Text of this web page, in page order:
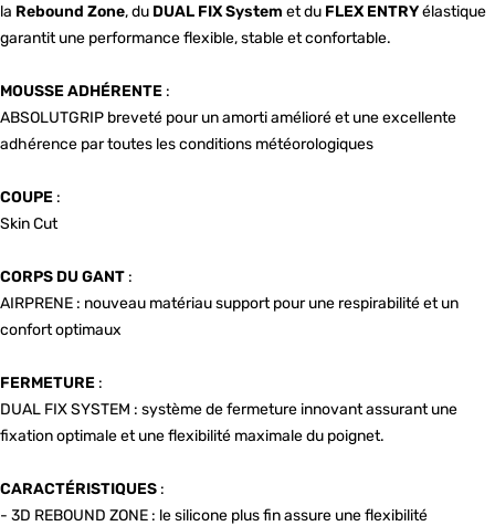
la Rebound Zone, du DUAL FIX System et du FLEX ENTRYélastique
garantit une performance flexible, stable et confortable.
MOUSSE ADHÉRENTE :
ABSOLUTGRIP breveté pour un amorti amélioré et une excellente
adhérence par toutes les conditions météorologiques
COUPE :
Skin Cut
CORPS DU GANT :
AIRPRENE : nouveau matériau support pour une respirabilité et un
confort optimaux
FERMETURE :
DUAL FIX SYSTEM : système de fermeture innovant assurant une
fixation optimale et une flexibilité maximale du poignet.
CARACTÉRISTIQUES :
- 3D REBOUND ZONE : le silicone plus fin assure une flexibilité